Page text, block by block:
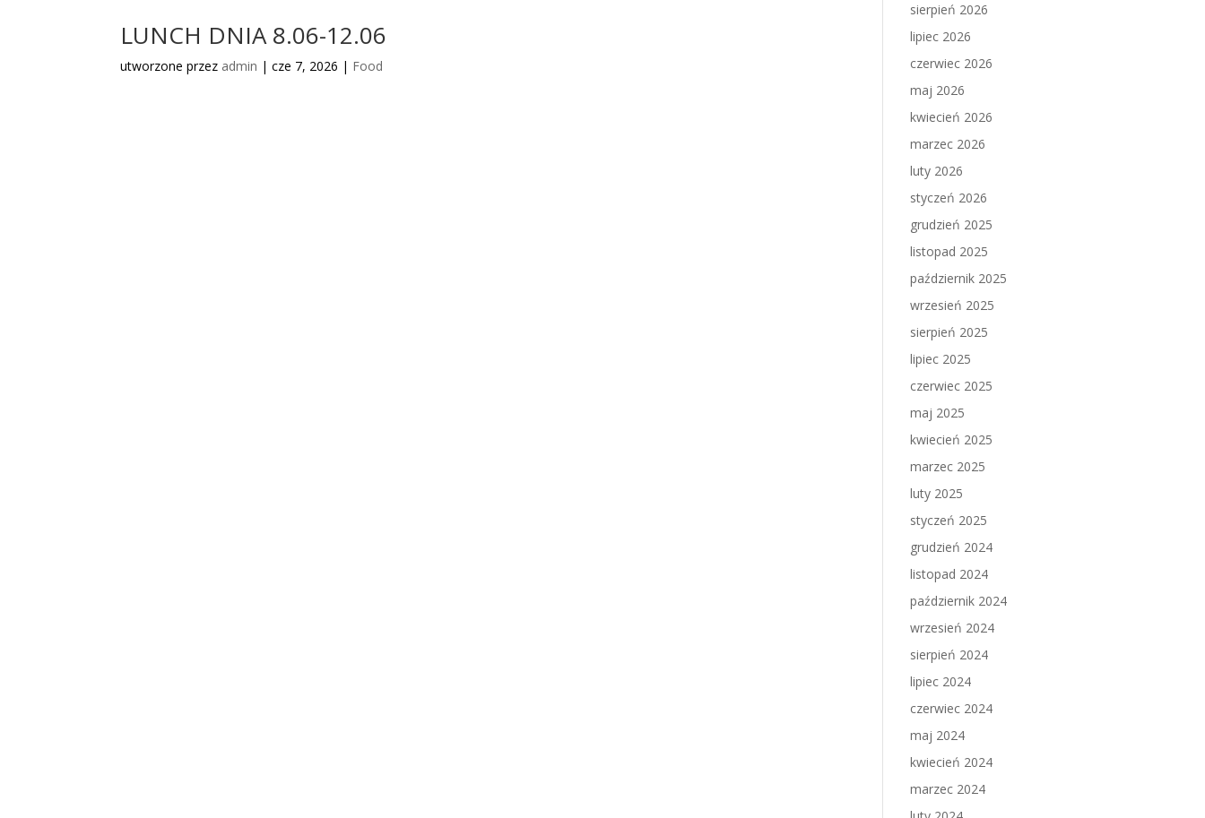
LUNCH DNIA 8.06-12.06
utworzone przez admin |cze 7, 2026 | Food
sierpień 2026
lipiec 2026
czerwiec 2026
maj 2026
kwiecień 2026
marzec 2026
luty 2026
styczeń 2026
grudzień 2025
listopad 2025
październik 2025
wrzesień 2025
sierpień 2025
lipiec 2025
czerwiec 2025
maj 2025
kwiecień 2025
marzec 2025
luty 2025
styczeń 2025
grudzień 2024
listopad 2024
październik 2024
wrzesień 2024
sierpień 2024
lipiec 2024
czerwiec 2024
maj 2024
kwiecień 2024
marzec 2024